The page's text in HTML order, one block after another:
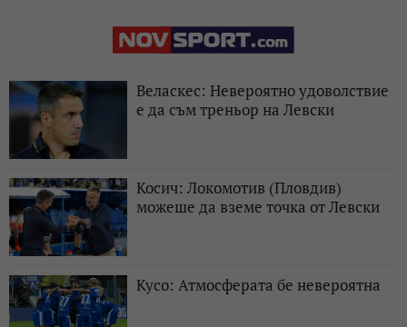
Веласкес: Невероятно удоволствие
е да съм треньор на Левски
Косич: Локомотив (Пловдив)
можеше да вземе точка от Левски
Кусо: Атмосферата бе невероятна